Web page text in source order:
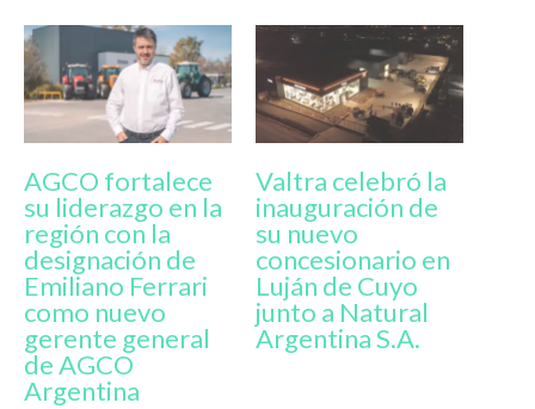
AGCO fortalece
su liderazgo en la
región con la
designación de
Emiliano Ferrari
como nuevo
gerente general
de AGCO
Argentina
Valtra celebró la
inauguración de
su nuevo
concesionario en
Luján de Cuyo
junto a Natural
Argentina S.A.